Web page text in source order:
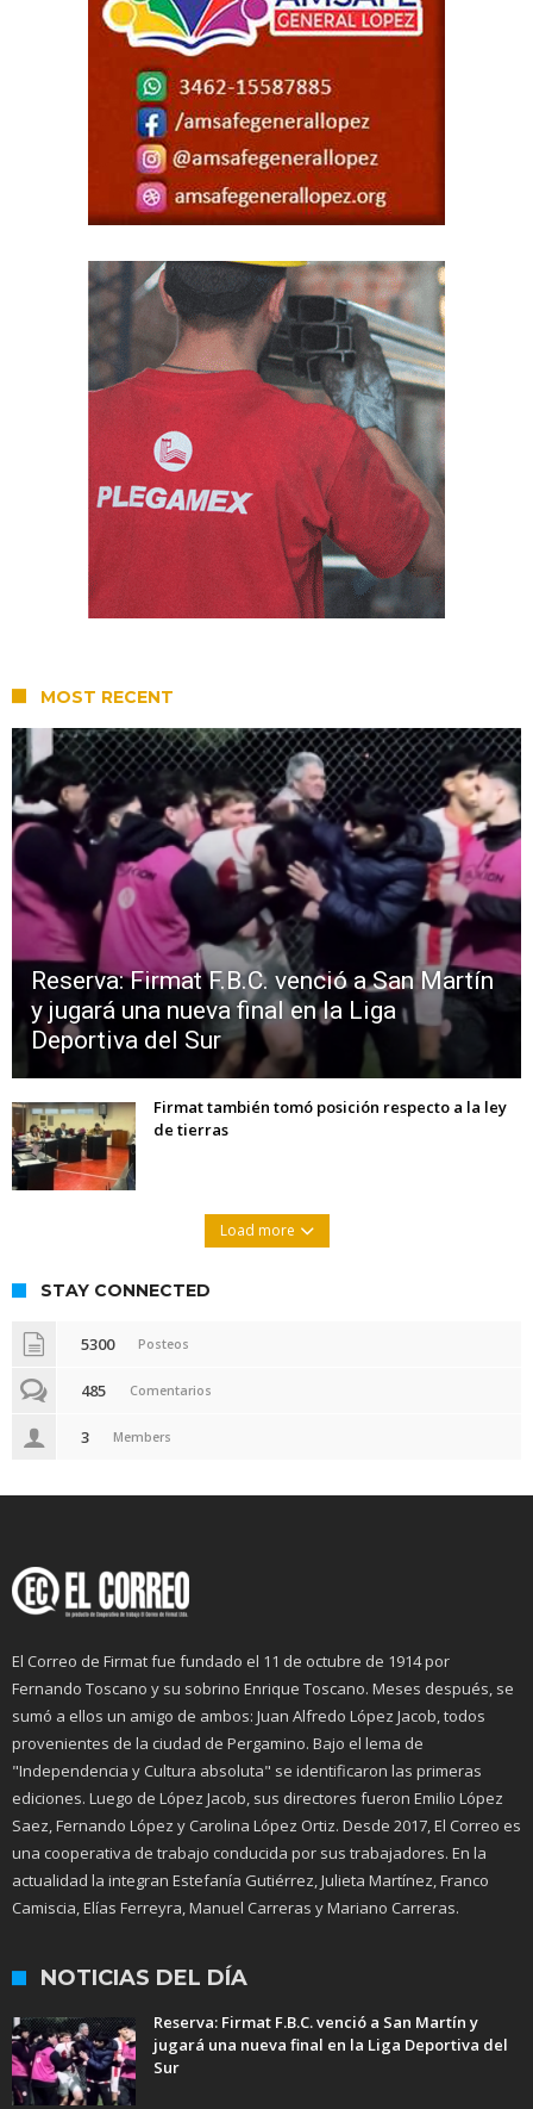
MOST RECENT
Reserva: Firmat F.B.C. venció a San Martín
y jugará una nueva final en la Liga
Deportiva del Sur
Firmat también tomó posición respecto a la ley
de tierras
Load more
STAY CONNECTED
5300 Posteos
485 Comentarios
3 Members
El Correo de Firmat fue fundado el 11 de octubre de 1914 por
Fernando Toscano y su sobrino Enrique Toscano. Meses después, se
sumó a ellos un amigo de ambos: Juan Alfredo López Jacob, todos
provenientes de la ciudad de Pergamino. Bajo el lema de
"Independencia y Cultura absoluta" se identificaron las primeras
ediciones. Luego de López Jacob, sus directores fueron Emilio López
Saez, Fernando López y Carolina López Ortiz. Desde 2017, El Correo es
una cooperativa de trabajo conducida por sus trabajadores. En la
actualidad la integran Estefanía Gutiérrez, Julieta Martínez, Franco
Camiscia, Elías Ferreyra, Manuel Carreras y Mariano Carreras.
NOTICIAS DEL DÍA
Reserva: Firmat F.B.C. venció a San Martín y
jugará una nueva final en la Liga Deportiva del
Sur